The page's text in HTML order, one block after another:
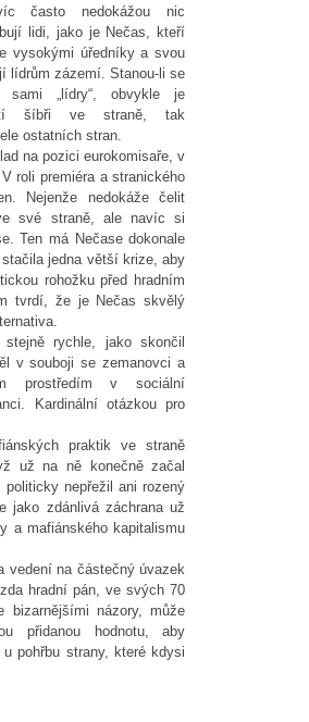
často nedokážou nic
lidi, jako je Nečas, kteří
vysokými úředníky a svou
lídrům zázemí. Stanou-li se
sami „lídry“, obvykle je
šíbři ve straně, tak
ostatních stran.
na pozici eurokomisaře, v
roli premiéra a stranického
Nejenže nedokáže čelit
své straně, ale navíc si
Ten má Nečase dokonale
jedna větší krize, aby
rohožku před hradním
tvrdí, že je Nečas skvělý
rychle, jako skončil
v souboji se zemanovci a
prostředím v sociální
Kardinální otázkou pro
praktik ve straně
už na ně konečně začal
politicky nepřežil ani rozený
jako zdánlivá záchrana už
a mafiánského kapitalismu
vedení na částečný úvazek
hradní pán, ve svých 70
bizarnějšími názory, může
přidanou hodnotu, aby
pohřbu strany, které kdysi